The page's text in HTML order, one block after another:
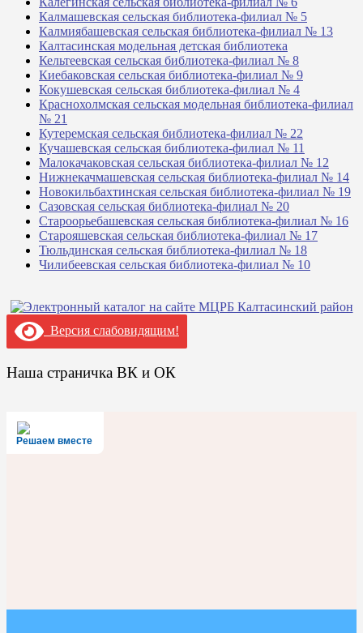
Калмашевская сельская библиотека-филиал № 5
Калмиябашевская сельская библиотека-филиал № 13
Калтасинская модельная детская библиотека
Кельтеевская сельская библиотека-филиал № 8
Киебаковская сельская библиотека-филиал № 9
Кокушевская сельская библиотека-филиал № 4
Краснохолмская сельская модельная библиотека-филиал
№ 21
Кутеремская сельская библиотека-филиал № 22
Кучашевская сельская библиотека-филиал № 11
Малокачаковская сельская библиотека-филиал № 12
Нижнекачмашевская сельская библиотека-филиал № 14
Новокильбахтинская сельская библиотека-филиал № 19
Сазовская сельская библиотека-филиал № 20
Староорьебашевская сельская библиотека-филиал № 16
Старояшевская сельская библиотека-филиал № 17
Тюльдинская сельская библиотека-филиал № 18
Чилибеевская сельская библиотека-филиал № 10
Версия слабовидящим!
Наша страничка ВК и ОК
Решаем вместе